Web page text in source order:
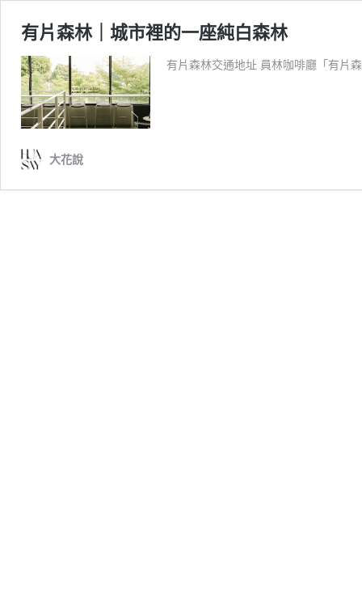
有片森林｜城市裡的一座純白森林
有片森林交通地址 員林咖啡廳「有片
大花說